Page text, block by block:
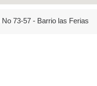
73-57 - Barrio las Ferias